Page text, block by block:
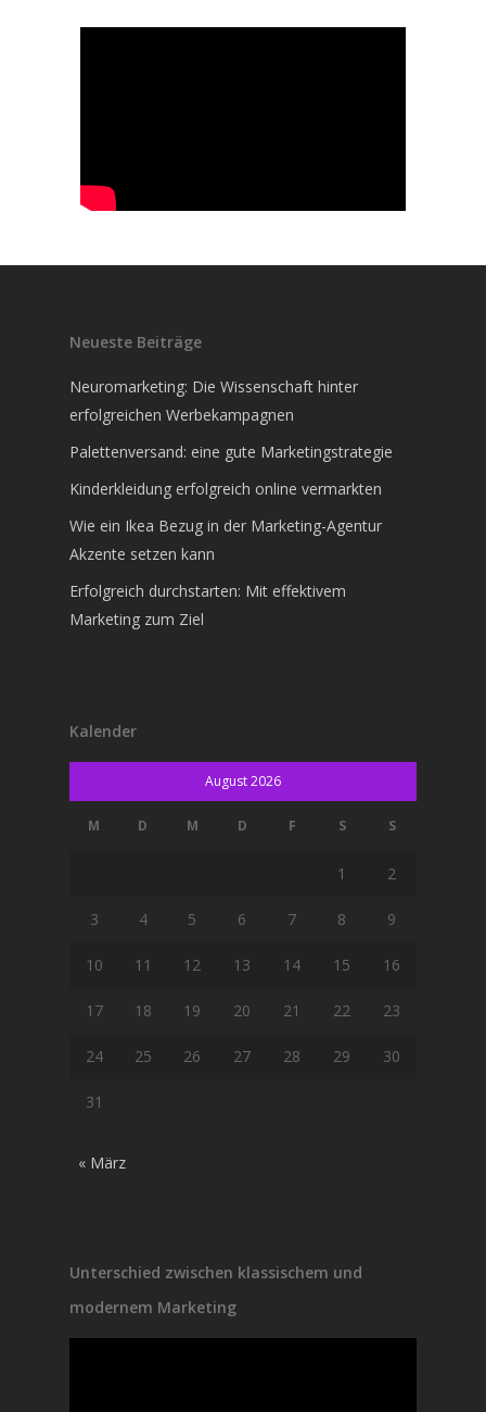
Neueste Beiträge
Neuromarketing: Die Wissenschaft hinter
erfolgreichen Werbekampagnen
Palettenversand: eine gute Marketingstrategie
Kinderkleidung erfolgreich online vermarkten
Wie ein Ikea Bezug in der Marketing-Agentur
Akzente setzen kann
Erfolgreich durchstarten: Mit effektivem
Marketing zum Ziel
Kalender
August 2026
M D M D F S S
1 2
3 4 5 6 7 8 9
10 11 12 13 14 15 16
17 18 19 20 21 22 23
24 25 26 27 28 29 30
31
« März
Unterschied zwischen klassischem und
modernem Marketing